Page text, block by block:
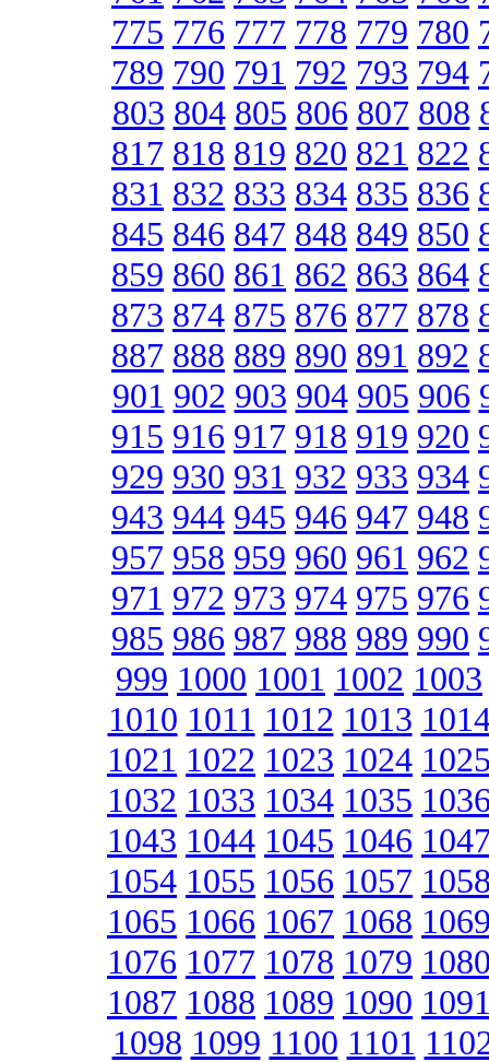
775 776 777 778 779 780
789 790 791 792 793 794
803 804 805 806 807 808
817 818 819 820 821 822
831 832 833 834 835 836
845 846 847 848 849 850
859 860 861 862 863 864
873 874 875 876 877 878
887 888 889 890 891 892
901 902 903 904 905 906
915 916 917 918 919 920
929 930 931 932 933 934
943 944 945 946 947 948
957 958 959 960 961 962
971 972 973 974 975 976
985 986 987 988 989 990
999 1000 1001 1002 1003
1010 1011 1012 1013
1021 1022 1023 1024
1032 1033 1034 1035
1043 1044 1045 1046
1054 1055 1056 1057
1065 1066 1067 1068
1076 1077 1078 1079
1087 1088 1089 1090
1098 1099 1100 1101